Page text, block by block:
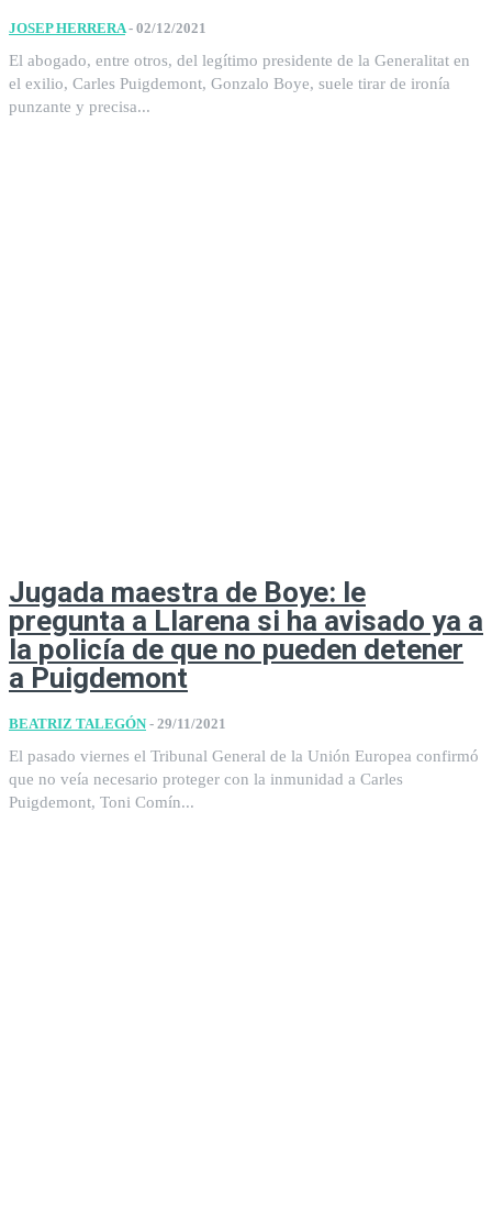
JOSEP HERRERA - 02/12/2021
El abogado, entre otros, del legítimo presidente de la Generalitat en
el exilio, Carles Puigdemont, Gonzalo Boye, suele tirar de ironía
punzante y precisa...
Jugada maestra de Boye: le
pregunta a Llarena si ha avisado ya a
la policía de que no pueden detener
a Puigdemont
BEATRIZ TALEGÓN - 29/11/2021
El pasado viernes el Tribunal General de la Unión Europea confirmó
que no veía necesario proteger con la inmunidad a Carles
Puigdemont, Toni Comín...